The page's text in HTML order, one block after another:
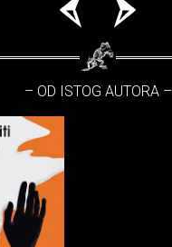
– OD ISTOG AUTORA –